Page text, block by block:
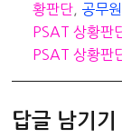
테
고
리
황판단
공무
PSAT 상황판
PSAT 상황판
답글 남기기